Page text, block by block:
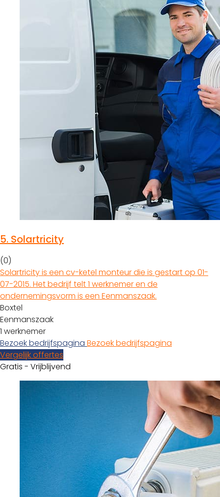
5. Solartricity
(0)
Solartricity is een cv-ketel monteur die is gestart op 01-
07-2015. Het bedrijf telt 1 werknemer en de
ondernemingsvorm is een Eenmanszaak.
Boxtel
Eenmanszaak
1 werknemer
Bezoek bedrijfspagina Bezoek bedrijfspagina
Vergelijk offertes
Gratis - Vrijblijvend